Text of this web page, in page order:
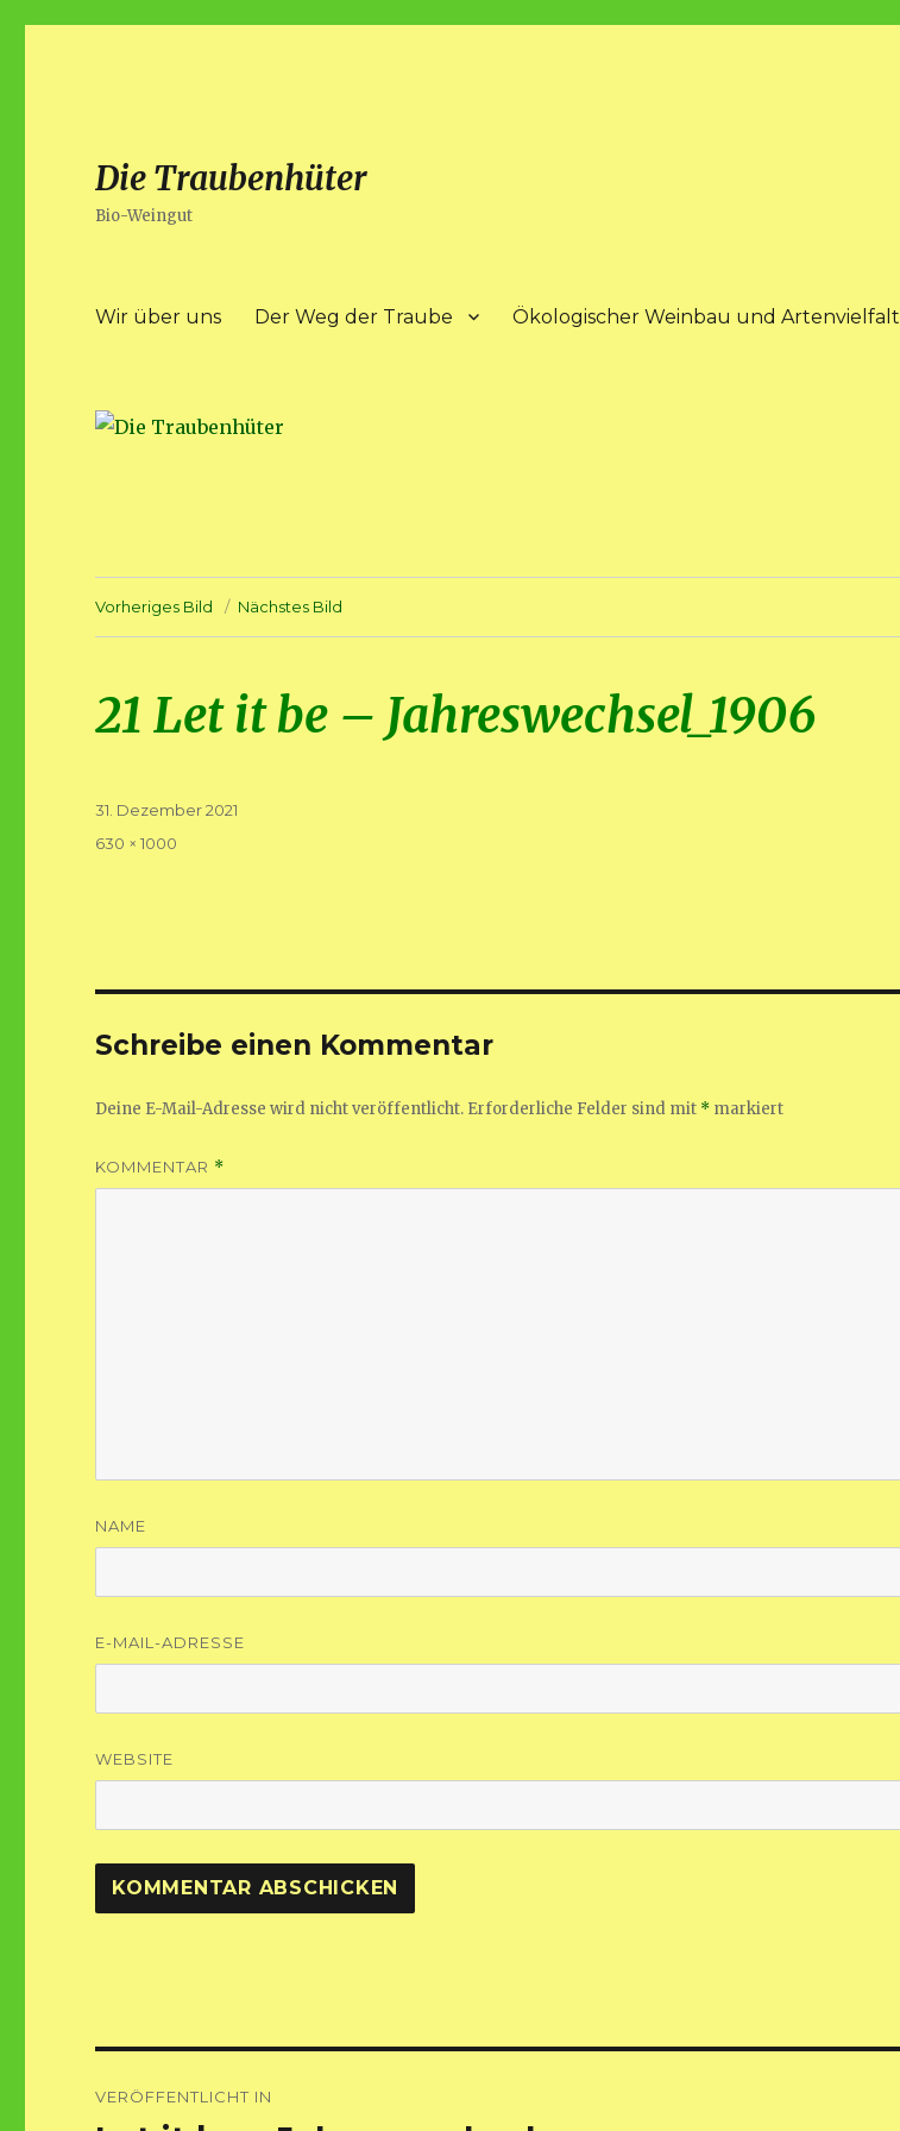
Die Traubenhüter
Bio-Weingut
Wir über uns Der Weg der Traube Ökologischer Weinbau und Artenvielfalt
Vorheriges Bild Nächstes Bild
21 Let it be – Jahreswechsel_1906
Veröffentlicht
31. Dezember 2021
Volle
630 × 1000
Schreibe einen Kommentar
Deine E-Mail-Adresse wird nicht veröffentlicht. Erforderliche Felder sind mit * markiert
KOMMENTAR *
NAME
E-MAIL-ADRESSE
WEBSITE
VERÖFFENTLICHT IN